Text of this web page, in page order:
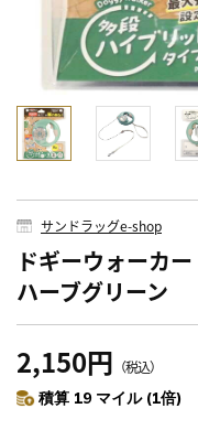
サンドラッグe-shop
ドギーウォーカ
ハーブグリーン
2,150円 （税込）
積算 19 マイル (1倍)